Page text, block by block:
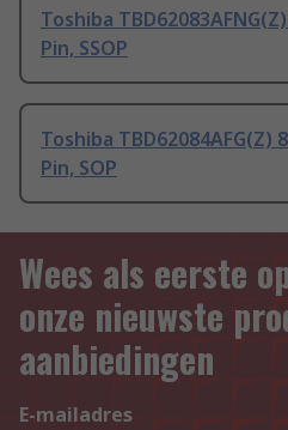
Toshiba
Pin, SSOP
Toshiba TBD62084AFG(Z)
Pin, SOP
Wees als eerste
onze nieuwste
aanbiedingen
E-mailadres